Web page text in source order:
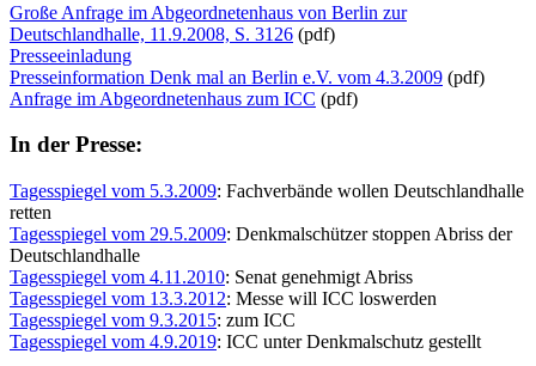
Große Anfrage im Abgeordnetenhaus von Berlin zur
Deutschlandhalle, 11.9.2008, S. 3126 (pdf)
Presseeinladung
Presseinformation Denk mal an Berlin e.V. vom 4.3.2009 (pdf)
Anfrage im Abgeordnetenhaus zum ICC (pdf)
In der Presse:
Tagesspiegel vom 5.3.2009: Fachverbände wollen Deutschlandhalle
retten
Tagesspiegel vom 29.5.2009: Denkmalschützer stoppen Abriss der
Deutschlandhalle
Tagesspiegel vom 4.11.2010: Senat genehmigt Abriss
Tagesspiegel vom 13.3.2012: Messe will ICC loswerden
Tagesspiegel vom 9.3.2015: zum ICC
Tagesspiegel vom 4.9.2019: ICC unter Denkmalschutz gestellt